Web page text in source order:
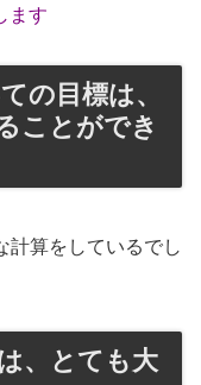
ます
の目標は、
ことができ
計算をしているでし
、とても大